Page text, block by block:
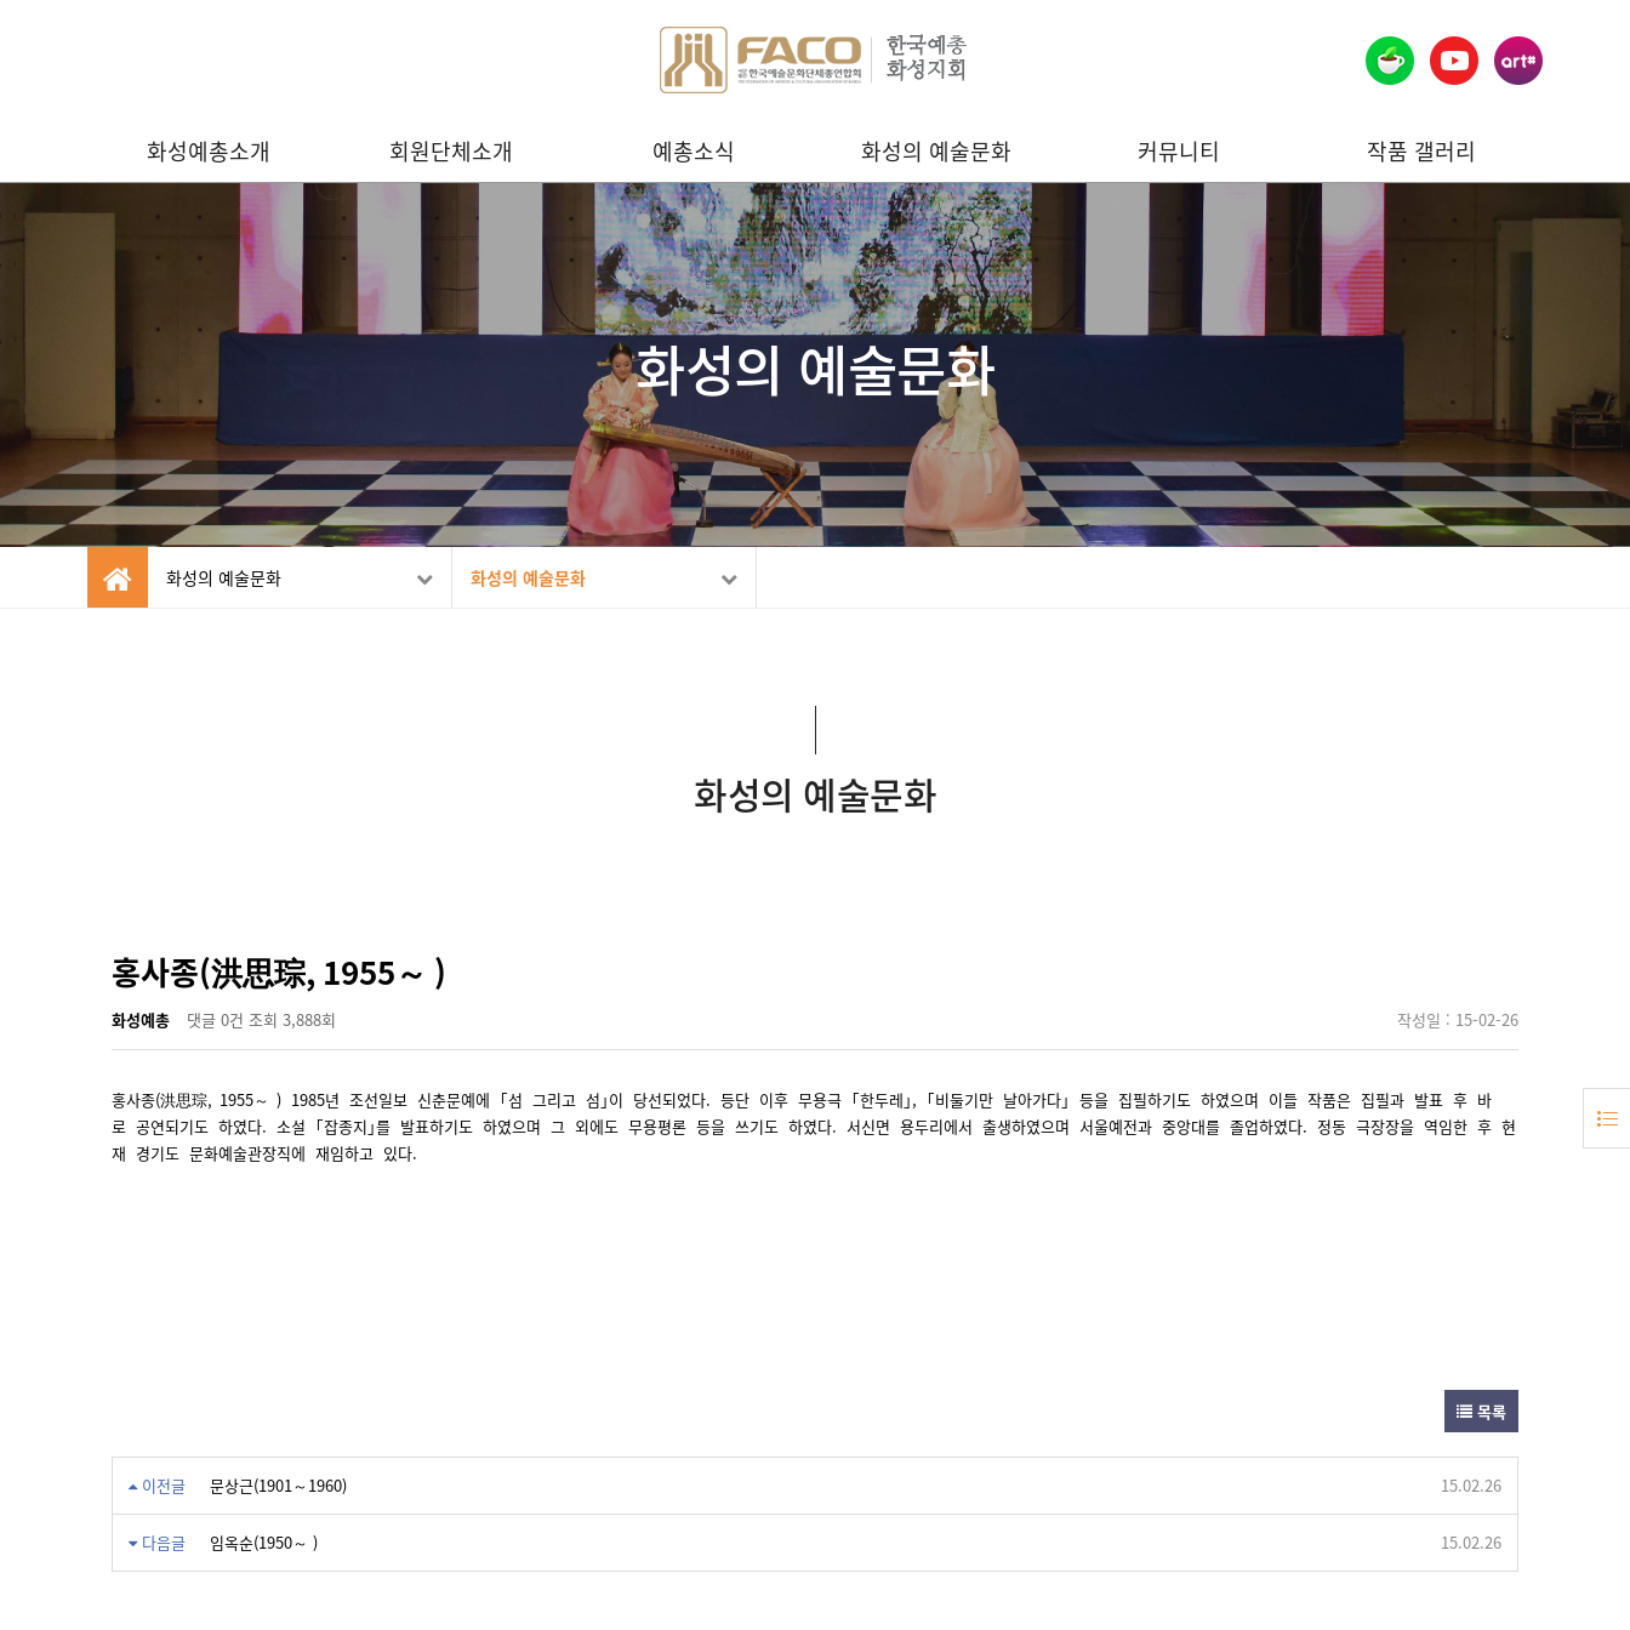
화성예총소개 회원단체소개 예총소식 화성의 예술문화 커뮤니티 작품 갤러리
화성의 예술문화
화성의 예술문화 화성의 예술문화
화성의 예술문화
홍사종(洪思琮, 1955～ )
화성예총 댓글 0건 조회 3,888회 작성일 : 15-02-26
홍사종(洪思琮, 1955～ ) 1985년 조선일보 신춘문예에 ｢섬 그리고 섬｣이 당선되었다. 등단 이후 무용극 ｢한두레｣, ｢비둘기만 날아가다｣ 등을 집필하기도 하였으며 이들 작품은 집필과 발표 후 바
로 공연되기도 하였다. 소설 ｢잡종지｣를 발표하기도 하였으며 그 외에도 무용평론 등을 쓰기도 하였다. 서신면 용두리에서 출생하였으며 서울예전과 중앙대를 졸업하였다. 정동 극장장을 역임한 후 현
재 경기도 문화예술관장직에 재임하고 있다.
목록
이전글 문상근(1901～1960) 15.02.26
다음글 임옥순(1950～ ) 15.02.26